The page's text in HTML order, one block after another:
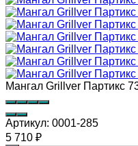
Мангал Grillver Партикс
Артикул: 0001-285
5 710 ₽